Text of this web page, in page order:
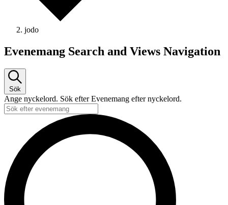
jodo
Evenemang
Evenemang Search and Views Navigation
Sök
Ange nyckelord. Sök efter Evenemang efter nyckelord.